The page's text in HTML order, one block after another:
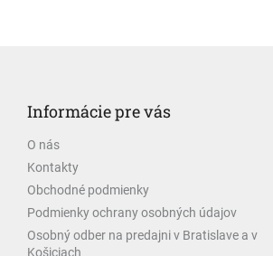
Informácie pre vás
O nás
Kontakty
Obchodné podmienky
Podmienky ochrany osobných údajov
Osobný odber na predajni v Bratislave a v
Košiciach